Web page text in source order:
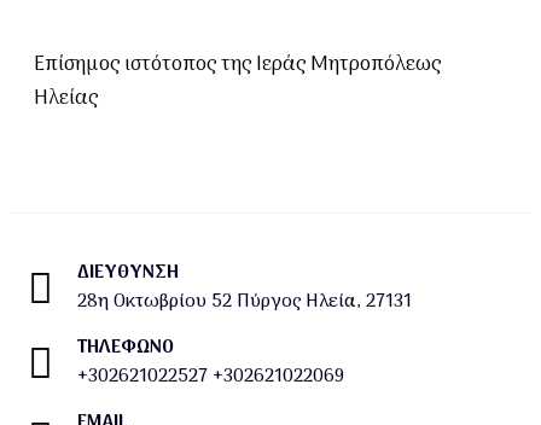
Επίσημος ιστότοπος της Ιεράς Μητροπόλεως
Ηλείας
ΔΙΕΎΘΥΝΣΗ
28η Οκτωβρίου 52 Πύργος Ηλεία, 27131
ΤΗΛΕΦΩΝΟ
+302621022527 +302621022069